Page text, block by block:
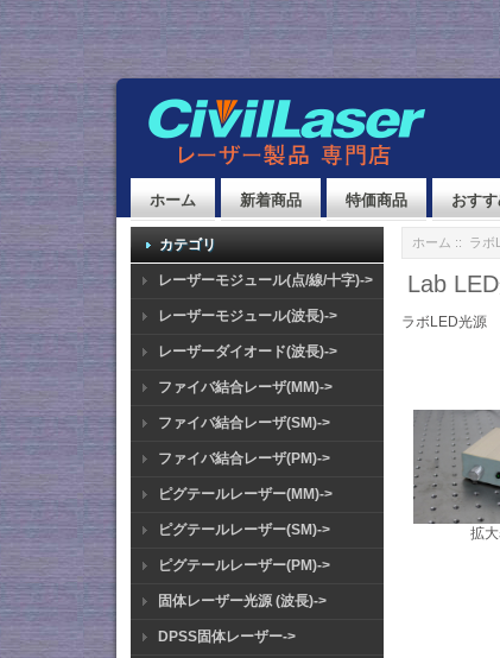
ホーム 新着商品 特価商品 おす
カテゴリ
レーザーモジュール(点/線/十字)->
レーザーモジュール(波長)->
レーザーダイオード(波長)->
ファイバ結合レーザ(MM)->
ファイバ結合レーザ(SM)->
ファイバ結合レーザ(PM)->
ピグテールレーザー(MM)->
ピグテールレーザー(SM)->
ピグテールレーザー(PM)->
固体レーザー光源 (波長)->
DPSS固体レーザー->
ホーム :: ラボ
Lab
ラボLED光源
拡